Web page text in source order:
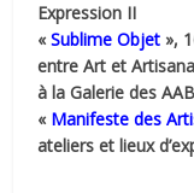
Expression II
«Sublime Objet »,
entre Art et
à la Galerie des AAB
« Manifeste des
ateliers et lieux